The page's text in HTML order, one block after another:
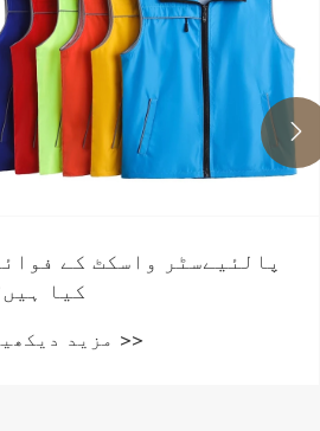
پالئیےسٹر واسکٹ کے
کیا
مزید دیکھیں >>
